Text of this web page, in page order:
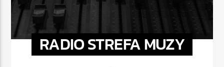
RADIO STREFA MUZY